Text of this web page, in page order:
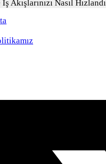
Akışlarınızı Nasıl